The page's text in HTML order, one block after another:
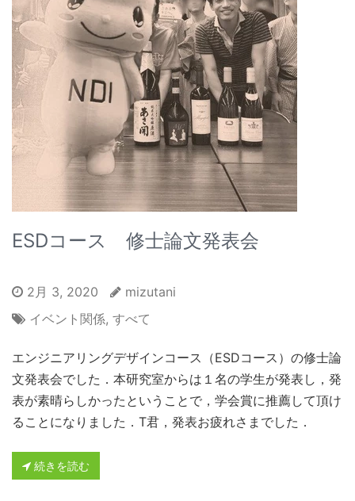
ESDコース 修士論文発表会
2月 3, 2020
mizutani
イベント関係, すべて
エンジニアリングデザインコース（ESDコース）の修士論
文発表会でした．本研究室からは１名の学生が発表し，発
表が素晴らしかったということで，学会賞に推薦して頂け
ることになりました．T君，発表お疲れさまでした．
続きを読む